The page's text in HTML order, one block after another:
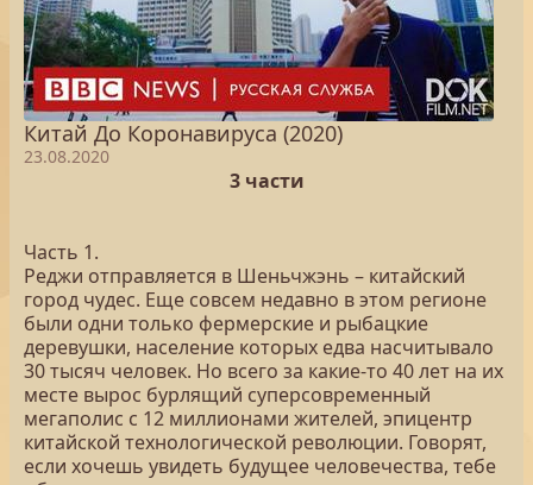
Китай До Коронавируса (2020)
23.08.2020
3 части
Часть 1.
Реджи отправляется в Шеньчжэнь – китайский
город чудес. Еще совсем недавно в этом регионе
были одни только фермерские и рыбацкие
деревушки, население которых едва насчитывало
30 тысяч человек. Но всего за какие-то 40 лет на их
месте вырос бурлящий суперсовременный
мегаполис с 12 миллионами жителей, эпицентр
китайской технологической революции. Говорят,
если хочешь увидеть будущее человечества, тебе